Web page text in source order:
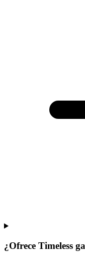
¿Ofrece Timeless